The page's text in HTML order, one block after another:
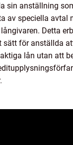
sin anställning
av speciella avtal
Detta
sätt för anställda
lån utan att